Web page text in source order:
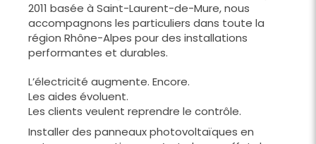
2011 basée à Saint-Laurent-de-Mure, nous
accompagnons les particuliers dans toute la
région Rhône-Alpes pour des installations
performantes et durables.
L’électricité augmente. Encore.
Les aides évoluent.
Les clients veulent reprendre le contrôle.
Installer des panneaux photovoltaïques en